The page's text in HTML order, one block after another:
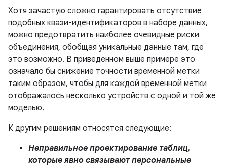
Хотя зачастую сложно гарантировать отсутствие
подобных квази-идентификаторов в наборе данных,
можно предотвратить наиболее очевидные риски
объединения, обобщая уникальные данные там, где
это возможно. В приведенном выше примере это
означало бы снижение точности временной метки
таким образом, чтобы для каждой временной метки
отображалось несколько устройств с одной и той же
моделью.
К другим решениям относятся следующие:
Неправильное проектирование таблиц,
которые явно связывают персональные